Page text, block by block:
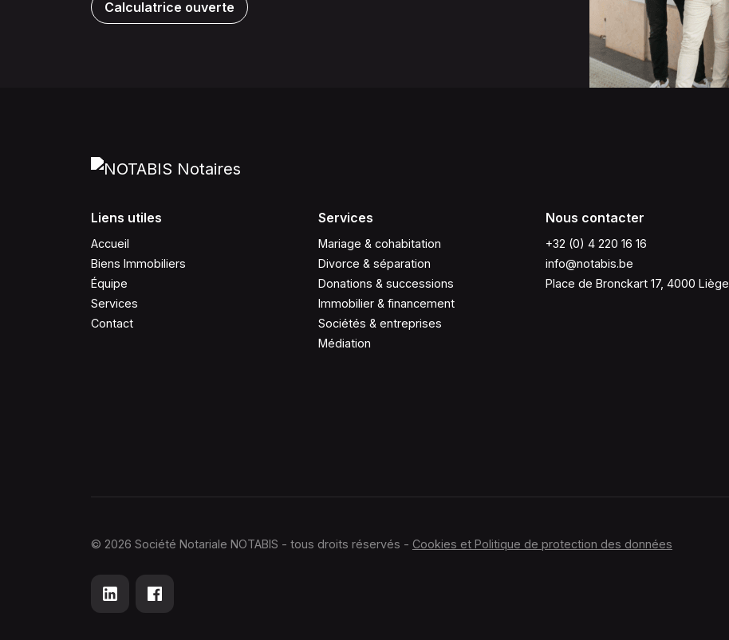
Calculatrice ouverte
Liens utiles
Accueil
Biens Immobiliers
Équipe
Services
Contact
Services
Mariage & cohabitation
Divorce & séparation
Donations & successions
Immobilier & financement
Sociétés & entreprises
Médiation
Nous contacter
+32 (0) 4 220 16 16
info@notabis.be
Place de Bronckart 17, 4000 Liège
© 2026 Société Notariale NOTABIS - tous droits réservés - Cookies et Politique de protection des données